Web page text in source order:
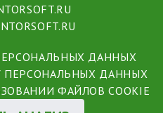
ДАННЫХ
ПЕРСОНАЛЬНЫХ ДАННЫХ
ФАЙЛОВ COOKIE